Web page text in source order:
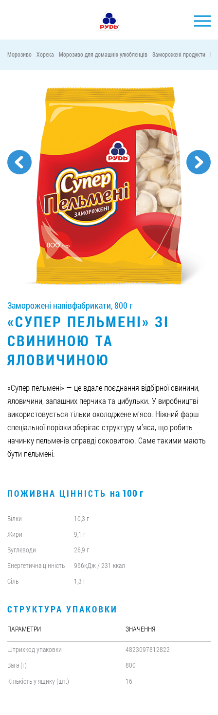
ПРОДУКЦІЯ
КОМПАНІЯ
СПОЖИВАЧАМ
АКЦІЇ
ПРЕС-ЦЕНТР
ХОРЕКА
Тендерні закупівлі
Контакти
Вакансії
ЗАМОВИТИ ПРОДУКЦІЮ «РУДЬ»:
СТАТИ ПАРТНЕРОМ
0412 48 28 17
0412 42 29 23
Морозиво Хорека Морозиво для домашніх улюбленців Заморожені продукти
Заморожені напівфабрикати, 800 г
«СУПЕР ПЕЛЬМЕНІ» ЗІ
СВИНИНОЮ ТА
ЯЛОВИЧИНОЮ
«Супер пельмені» — це вдале поєднання відбірної свинини,
яловичини, запашних перчика та цибульки. У виробництві
використовується тільки охолоджене м’ясо. Ніжний фарш
спеціальної порізки зберігає структуру м’яса, що робить
начинку пельменів справді соковитою. Саме такими мають
бути пельмені.
ПОЖИВНА ЦІННІСТЬ на 100 г
Білки
10,3 г
Жири
9,1 г
Вуглеводи
26,9 г
Енергетична цінність
966кДж / 231 ккал
Сіль
1,3 г
СТРУКТУРА УПАКОВКИ
ПАРАМЕТРИ ЗНАЧЕННЯ
Штрихкод упаковки
4823097812822
Вага (г)
800
Кількість у ящику (шт.)
16